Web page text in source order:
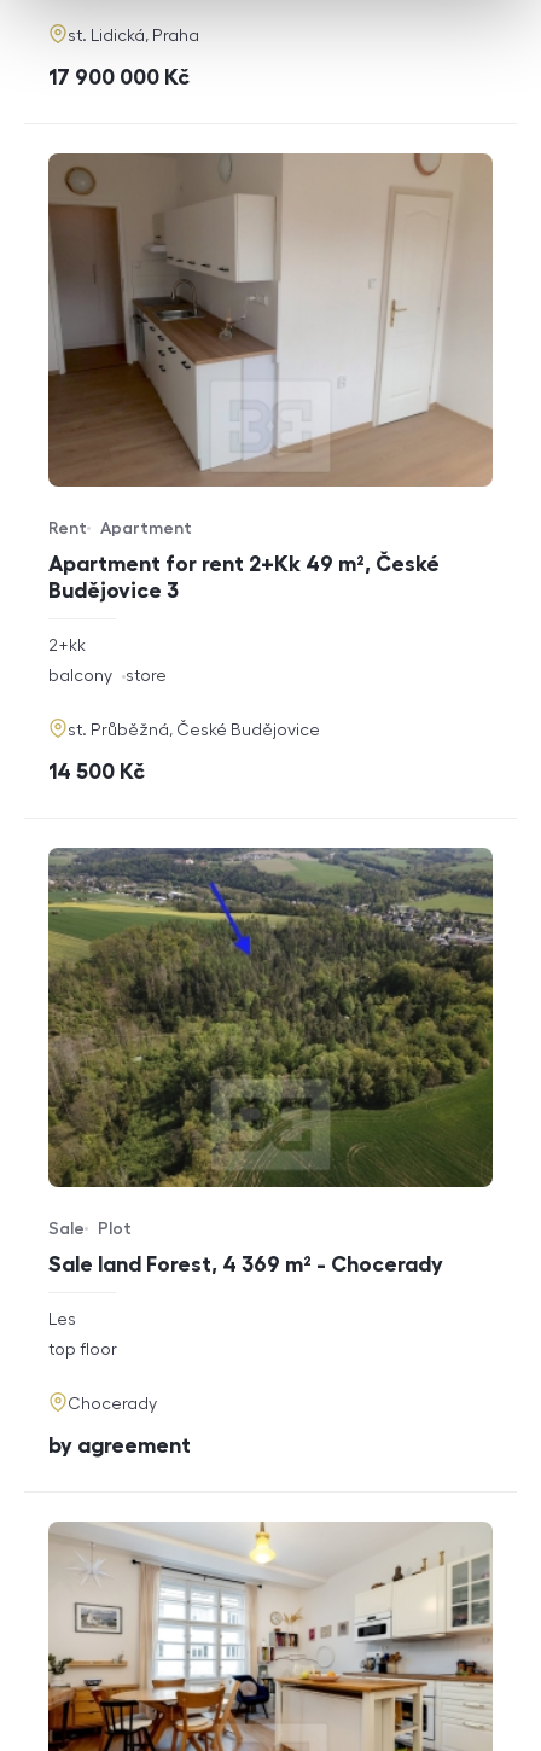
adresa
st. Lidická, Praha
cena
17 900 000 Kč
Apartment for rent 2+Kk 49 m², České
Budějovice 3
Offer type
Rent
Property type
Apartment
rozměry
2+kk
funkce
balcony store
adresa
st. Průběžná, České Budějovice
cena
14 500 Kč
Sale land Forest, 4 369 m² - Chocerady
Offer type
Sale
Property type
Plot
rozměry
disposition
Les
funkce
top floor
adresa
Chocerady
cena
by agreement